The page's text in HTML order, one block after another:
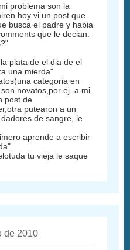
problema son la
hoy vi un post que
busca el padre y habia
que le decian:
plata de el dia de el
una mierda"
categoria en
novatos,por ej. a mi
post de
putearon a un
de sangre, le
aprende a escribir
tu vieja le saque
de 2010